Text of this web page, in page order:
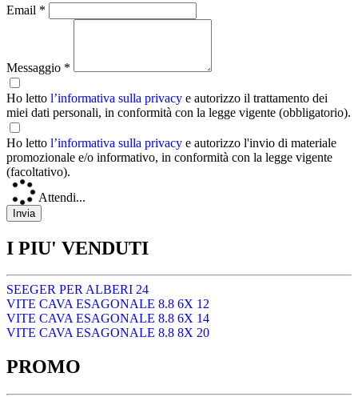
Email *
Messaggio *
Ho letto l’informativa sulla privacy e autorizzo il trattamento dei
miei dati personali, in conformità con la legge vigente (obbligatorio).
Ho letto l’informativa sulla privacy e autorizzo l'invio di materiale
promozionale e/o informativo, in conformità con la legge vigente
(facoltativo).
Attendi...
I PIU' VENDUTI
SEEGER PER ALBERI 24
VITE CAVA ESAGONALE 8.8 6X 12
VITE CAVA ESAGONALE 8.8 6X 14
VITE CAVA ESAGONALE 8.8 8X 20
PROMO